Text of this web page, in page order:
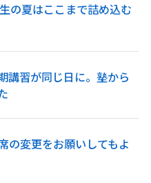
の夏はここまで詰め込む
講習が同じ日に。塾から
の変更をお願いしてもよ